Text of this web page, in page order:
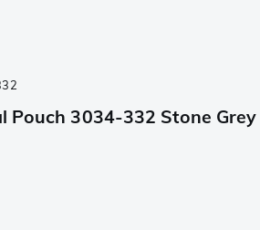
Pouch 3034-332 Stone Grey